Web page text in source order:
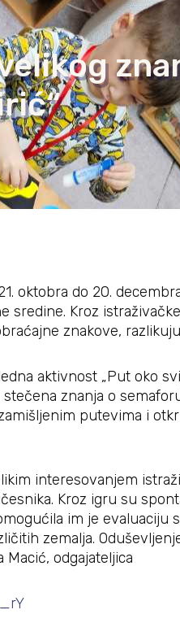
oktobra do 20.
sredine. Kroz
znakove,
aktivnost „Put oko
znanja o
putevima i
interesovanjem
Kroz igru su
im je
zemalja.
odgajateljica